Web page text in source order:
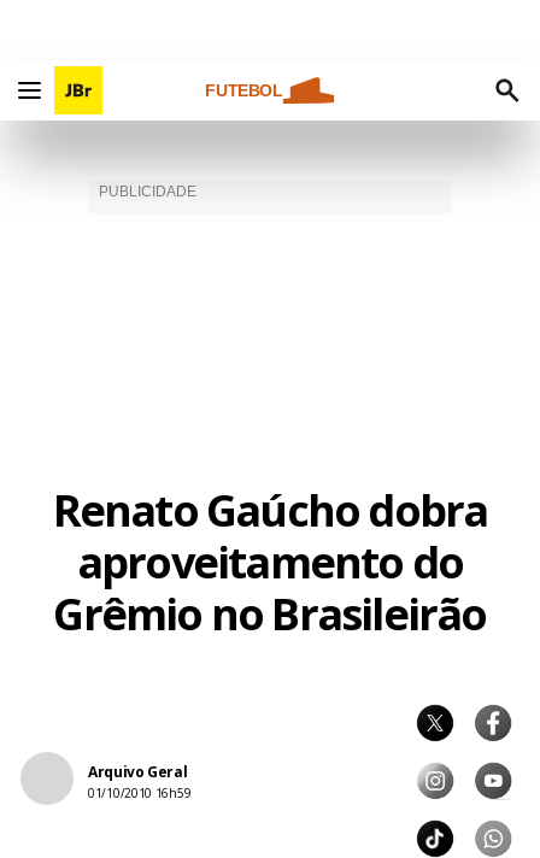
FUTEBOL
Renato Gaúcho dobra
aproveitamento do
Grêmio no Brasileirão
Arquivo Geral
01/10/2010 16h59